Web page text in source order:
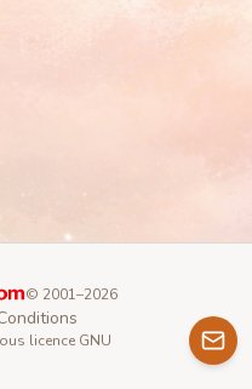
© 2001–2026
licence GNU